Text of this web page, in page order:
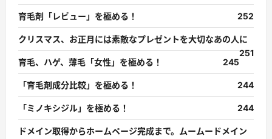
育毛剤「レビュー」を極める！ 252
クリスマス、お正月には素敵なプレゼントを大切なあの人に
251
育毛、ハゲ、薄毛「女性」を極める！
245
「育毛剤成分比較」を極める！ 244
「ミノキシジル」を極める！ 244
ドメイン取得からホームページ完成まで。ムームードメイン